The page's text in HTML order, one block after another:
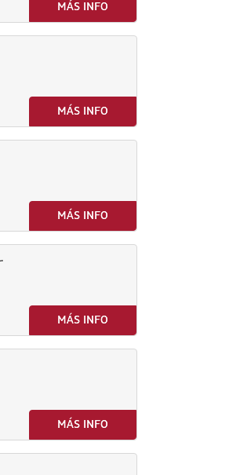
MÁS INFO
MÁS INFO
MÁS INFO
MÁS INFO
MÁS INFO